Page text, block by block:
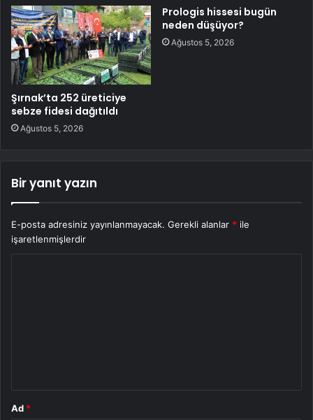
Şırnak’ta 252 üreticiye
sebze fidesi dağıtıldı
Ağustos 5, 2026
Prologis hissesi bugün
neden düşüyor?
Ağustos 5, 2026
Bir yanıt yazın
E-posta adresiniz yayınlanmayacak. Gerekli alanlar * ile
işaretlenmişlerdir
Ad *